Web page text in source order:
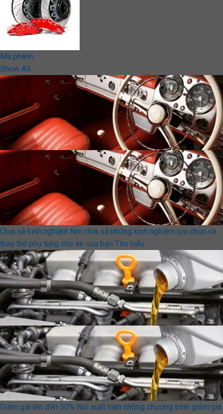
Má phanh
Show All
Chia sẻ kinh nghiệm Nơi chia sẻ những kinh nghiệm lựa chọn và
thay thế phụ tùng cho xe của bạn Tìm hiểu
Giảm giá lên đến 50% Nơi xuất hiện những chương trình giảm giá